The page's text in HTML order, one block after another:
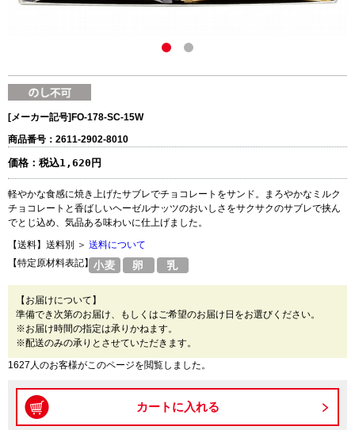
[メーカー記号] FO-178-SC-15W
商品番号：2611-2902-8010
価格： 税込1,620円
軽やかな食感に焼き上げたサブレでチョコレートをサンド。まろやかなミルク
チョコレートと香ばしいヘーゼルナッツのおいしさをサクサクのサブレで挟ん
でとじ込め、気品ある味わいに仕上げました。
【送料】送料別 ＞ 送料について
【特定原材料表記】
【お届けについて】
準備でき次第のお届け、もしくはご希望のお届け日をお選びください。
※お届け時間の指定は承りかねます。
※配送のみの承りとさせていただきます。
1627人のお客様がこのページを閲覧しました。